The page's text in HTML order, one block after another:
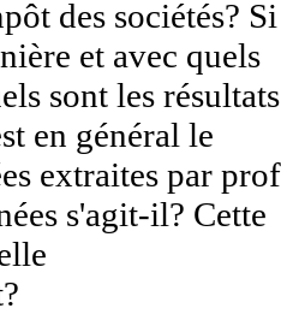
des sociétés? Si
et avec quels
sont les
en général le
extraites par
s'agit-il? Cette